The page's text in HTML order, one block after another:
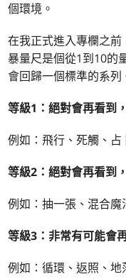
個環境。
在我正式進入專欄之
暴量尺是個從1到10的
會回歸一個標準的系列
等級1：絕對會再看到
例如：飛行、死觸、占
等級2：絕對會再看到
例如：抽一張、混合魔
等級3：非常有可能會
例如：循環、返照、地